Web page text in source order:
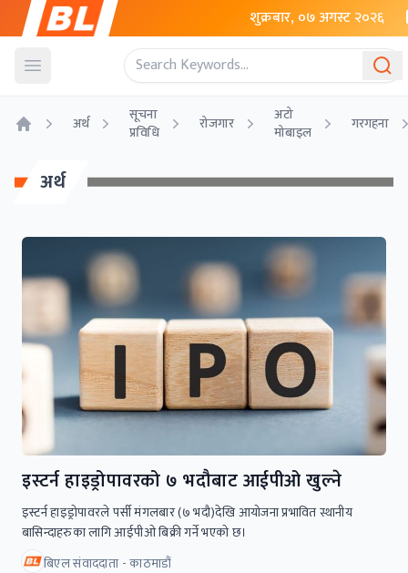
शुक्रबार, ०७ अगस्ट २०२६
Open menu
अर्थ
सूचना
प्रविधि
रोजगार
अटो
मोबाइल
गरगहना
अर्थ
इस्टर्न हाइड्रोपावरको ७ भदौबाट आईपीओ खुल्ने
इस्टर्न हाइड्रोपावरले पर्सी मंगलबार (७ भदौ)देखि आयोजना प्रभावित स्थानीय
बासिन्दाहरुका लागि आईपीओ बिक्री गर्ने भएको छ।
बिएल संवाददाता - काठमाडौं